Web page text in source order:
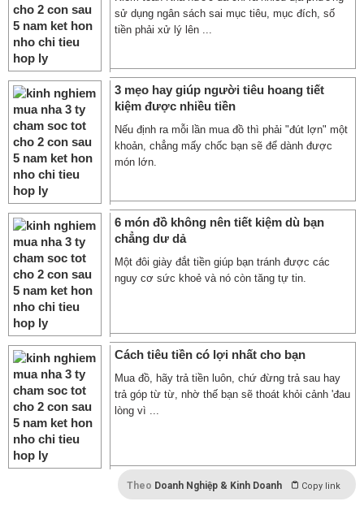
sử dụng ngân sách sai mục tiêu, mục đích, số
tiền phải xử lý lên ...
3 mẹo hay giúp người tiêu hoang tiết
kiệm được nhiều tiền
Nếu định ra mỗi lần mua đồ thì phải "đút lợn" một
khoản, chẳng mấy chốc bạn sẽ để dành được
món lớn.
6 món đồ không nên tiết kiệm dù bạn
chẳng dư dả
Một đôi giày đắt tiền giúp bạn tránh được các
nguy cơ sức khoẻ và nó còn tăng tự tin.
Cách tiêu tiền có lợi nhất cho bạn
Mua đồ, hãy trả tiền luôn, chứ đừng trả sau hay
trả góp từ từ, nhờ thế bạn sẽ thoát khỏi cảnh 'đau
lòng vì ...
Theo Doanh Nghiệp & Kinh Doanh Copy link